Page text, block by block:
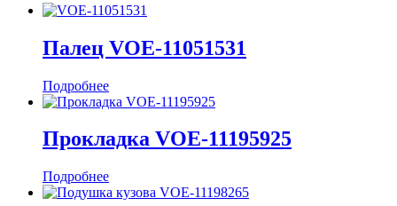
Палец VOE-11051531
Подробнее
Прокладка VOE-11195925
Подробнее